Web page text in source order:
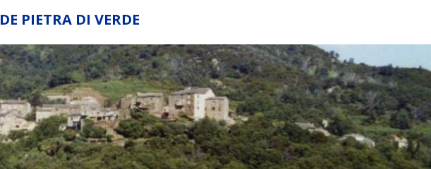
PIETRA DI VERDE